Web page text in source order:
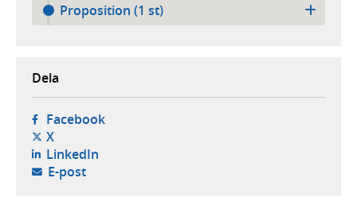
Proposition (1 st)
Dela
Facebook- öppnas i ny flik, extern webbplats,
X- öppnas i ny flik, extern webbplats,
LinkedIn- öppnas i ny flik, extern webbplats,
E-post- öppnar din e-postklient,